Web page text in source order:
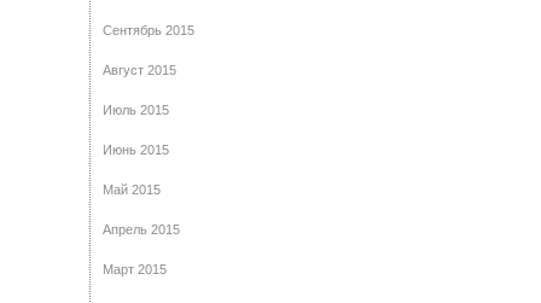
Сентябрь 2015
Август 2015
Июль 2015
Июнь 2015
Май 2015
Апрель 2015
Март 2015